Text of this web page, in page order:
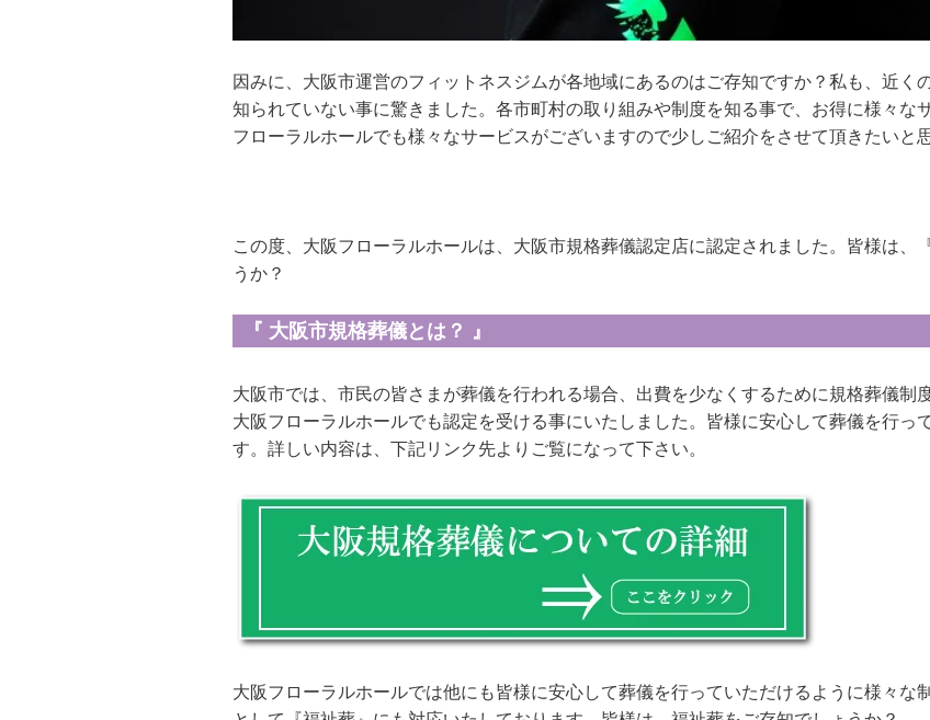
因みに、大阪市運営のフィットネスジムが各地域にあるのはご存知ですか？私も、近く
知られていない事に驚きました。各市町村の取り組みや制度を知る事で、お得に様々な
フローラルホールでも様々なサービスがございますので少しご紹介をさせて頂きたいと
この度、大阪フローラルホールは、大阪市規格葬儀認定店に認定されました。皆様は、
うか？
『 大阪市規格葬儀とは？ 』
大阪市では、市民の皆さまが葬儀を行われる場合、出費を少なくするために規格葬儀制
大阪フローラルホールでも認定を受ける事にいたしました。皆様に安心して葬儀を行っ
す。詳しい内容は、下記リンク先よりご覧になって下さい。
大阪フローラルホールでは他にも皆様に安心して葬儀を行っていただけるように様々な